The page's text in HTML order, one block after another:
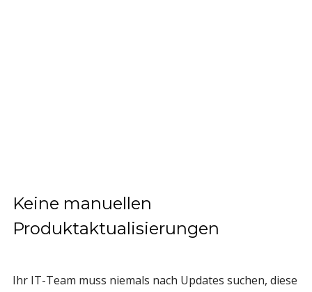
Keine manuellen
Produktaktualisierungen
Ihr IT-Team muss niemals nach Updates suchen, diese